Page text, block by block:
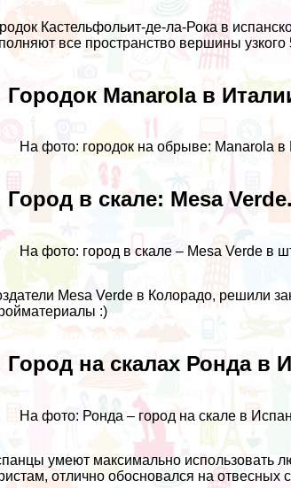
Кастельфольит-де-ла-Рока в
все пространство вершины узкого
Городок Manarola в
На фото: городок на обрыве: Manarola в
Город в скале: Mesa
На фото: город в скале – Mesa Verde в
Mesa Verde в Колорадо, решили
:)
Город на скалах Ронда в
На фото: Ронда – город на скале в
умеют максимально использовать
отлично обосновался на отвесных